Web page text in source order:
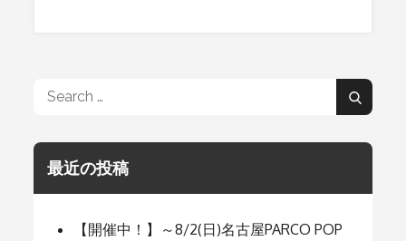
ナ
ビ
ゲ
Search
Search
最近の投稿
【開催中！】～8/2(日)名古屋PARCO POP